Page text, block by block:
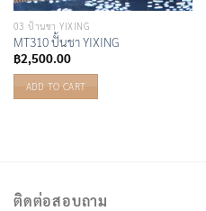
03 ป้านชา YIXING
MT310 ปั้นชา YIXING
฿2,500.00
ADD TO CART
ติดต่อสอบถาม